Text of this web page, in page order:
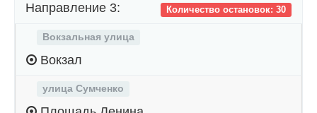
Количество остановок: 30
Направление 3:
Вокзальная улица
Вокзал
улица Сумченко